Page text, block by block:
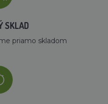
SKLAD
priamo skladom